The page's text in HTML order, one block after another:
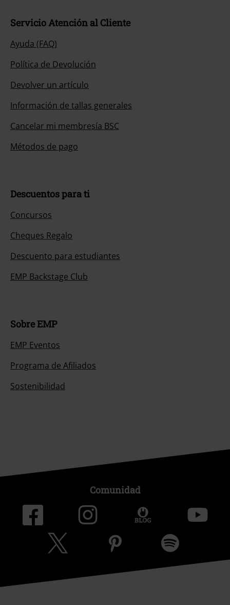
Servicio Atención al Cliente
Ayuda (FAQ)
Política de Devolución
Devolver un artículo
Información de tallas generales
Cancelar mi membresía BSC
Métodos de pago
Descuentos para ti
Concursos
Cheques Regalo
Descuento para estudiantes
EMP Backstage Club
Sobre EMP
EMP Eventos
Programa de Afiliados
Sostenibilidad
Comunidad